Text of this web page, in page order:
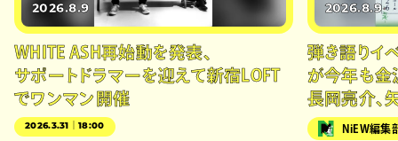
2026.8.9
WHITE ASH再始動を発表、
サポートドラマーを迎えて新宿LOFT
でワンマン開催
2026.3.31｜18:00
2026.8.9
弾き語りイ
が今年も金
長岡亮介、
NiEW編集